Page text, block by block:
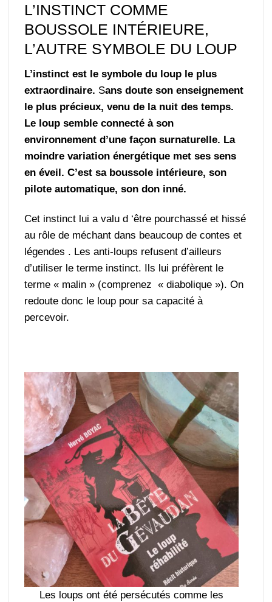
L’INSTINCT COMME
BOUSSOLE INTÉRIEURE,
L’AUTRE SYMBOLE DU LOUP
L’instinct est le symbole du loup le plus
extraordinaire. Sans doute son enseignement
le plus précieux, venu de la nuit des temps.
Le loup semble connecté à son
environnement d’une façon surnaturelle. La
moindre variation énergétique met ses sens
en éveil. C’est sa boussole intérieure, son
pilote automatique, son don inné.
Cet instinct lui a valu d ‘être pourchassé et hissé
au rôle de méchant dans beaucoup de contes et
légendes . Les anti-loups refusent d’ailleurs
d’utiliser le terme instinct. Ils lui préfèrent le
terme « malin » (comprenez « diabolique »). On
redoute donc le loup pour sa capacité à
percevoir.
Les loups ont été persécutés comme les